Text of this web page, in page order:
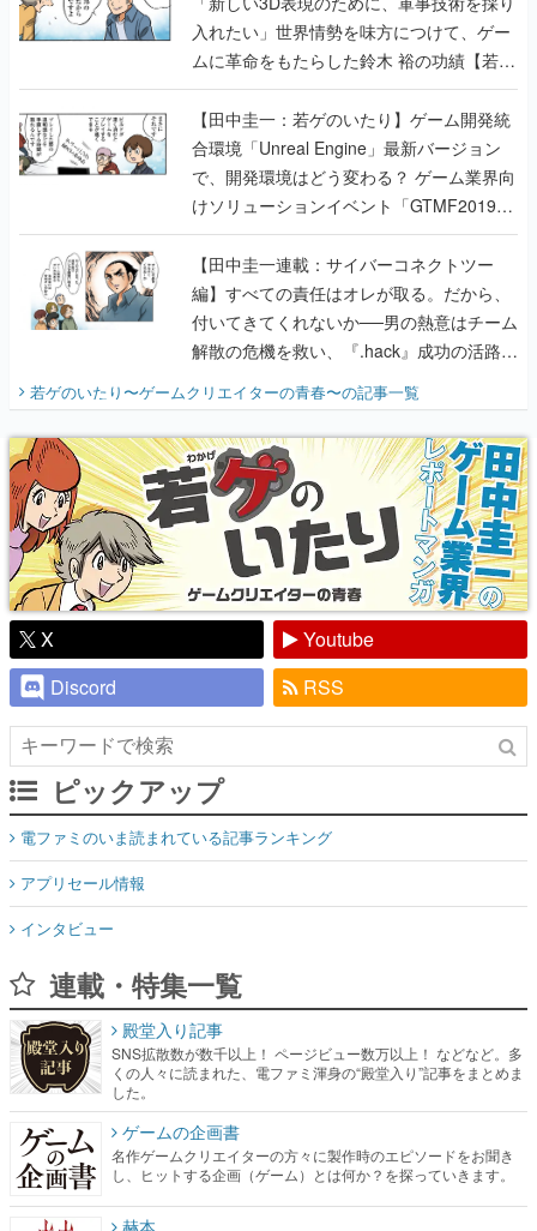
入れたい」世界情勢を味方につけて、ゲー
ムに革命をもたらした鈴木 裕の功績【若ゲ
のいたり】
【田中圭一：若ゲのいたり】ゲーム開発統
合環境「Unreal Engine」最新バージョン
で、開発環境はどう変わる？ ゲーム業界向
けソリューションイベント「GTMF2019」
に行って、より理解を深めよう【PR】
【田中圭一連載：サイバーコネクトツー
編】すべての責任はオレが取る。だから、
付いてきてくれないか──男の熱意はチーム
解散の危機を救い、『.hack』成功の活路を
『少年ジャンプ』色だった【若ゲのいた
り】
若ゲのいたり〜ゲームクリエイターの青春〜の記事一覧
X
Youtube
Discord
RSS
ピックアップ
電ファミのいま読まれている記事ランキング
アプリセール情報
インタビュー
連載・特集一覧
殿堂入り記事
SNS拡散数が数千以上！ ページビュー数万以上！ などなど。多
くの人々に読まれた、電ファミ渾身の“殿堂入り”記事をまとめま
した。
ゲームの企画書
名作ゲームクリエイターの方々に製作時のエピソードをお聞き
し、ヒットする企画（ゲーム）とは何か？を探っていきます。
赫本